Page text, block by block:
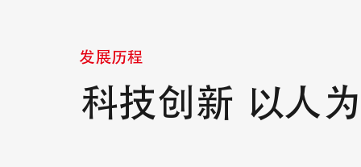
发展历程
科技创新 以人